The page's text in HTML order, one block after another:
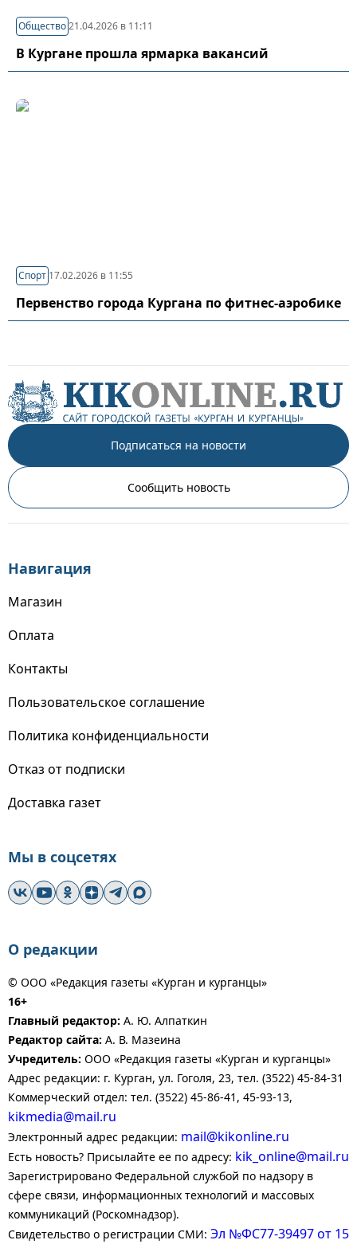
Общество21.04.2026 в 11:11
В Кургане прошла ярмарка вакансий
Спорт 17.02.2026 в 11:55
Первенство города Кургана по фитнес-аэробике
Подписаться на новости
Сообщить новость
Навигация
Магазин
Оплата
Контакты
Пользовательское соглашение
Политика конфиденциальности
Отказ от подписки
Доставка газет
Мы в соцсетях
О редакции
© ООО «Редакция газеты «Курган и курганцы»
16+
Главный редактор: А. Ю. Алпаткин
Редактор сайта: А. В. Мазеина
Учредитель: ООО «Редакция газеты «Курган и курганцы»
Адрес редакции: г. Курган, ул. Гоголя, 23, тел. (3522) 45-84-31
Коммерческий отдел: тел. (3522) 45-86-41, 45-93-13,
kikmedia@mail.ru
Электронный адрес редакции: mail@kikonline.ru
Есть новость? Присылайте ее по адресу: kik_online@mail.ru
Зарегистрировано Федеральной службой по надзору в
сфере связи, информационных технологий и массовых
коммуникаций (Роскомнадзор).
Свидетельство о регистрации СМИ: Эл №ФС77-39497 от 15